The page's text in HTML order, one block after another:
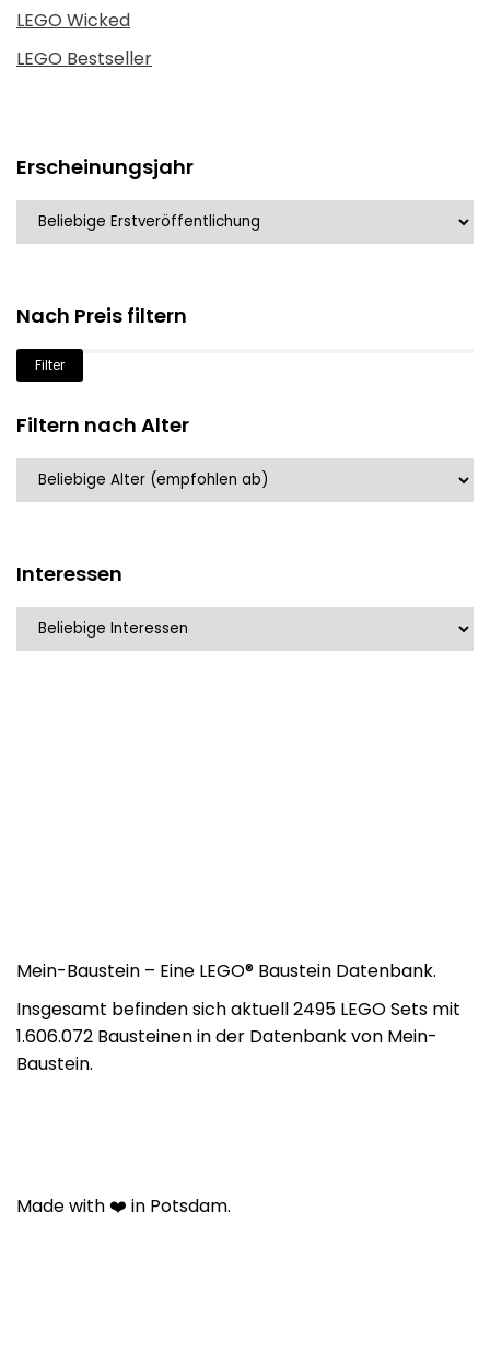
LEGO Wicked
LEGO Bestseller
Erscheinungsjahr
Nach Preis filtern
Min.
Preis
Max.
Preis
Filter
Filtern nach Alter
Interessen
Mein-Baustein – Eine LEGO® Baustein Datenbank.
Insgesamt befinden sich aktuell 2495 LEGO Sets mit
1.606.072 Bausteinen in der Datenbank von Mein-
Baustein.
Made with ❤️ in Potsdam.